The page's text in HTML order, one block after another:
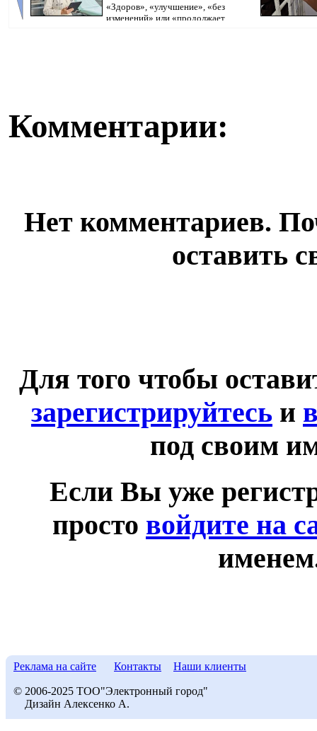
«Здоров», «улучшение», «без
изменений» или «продолжает
Комментарии:
Нет комментариев.
оставить
Для того чтобы
зарегистрируйтесь и
под своим
Если Вы уже
просто войдите на
Реклама на сайте Контакты Наши клиенты
© 2006-2025 ТОО"Электронный город"
Дизайн Алексенко А.